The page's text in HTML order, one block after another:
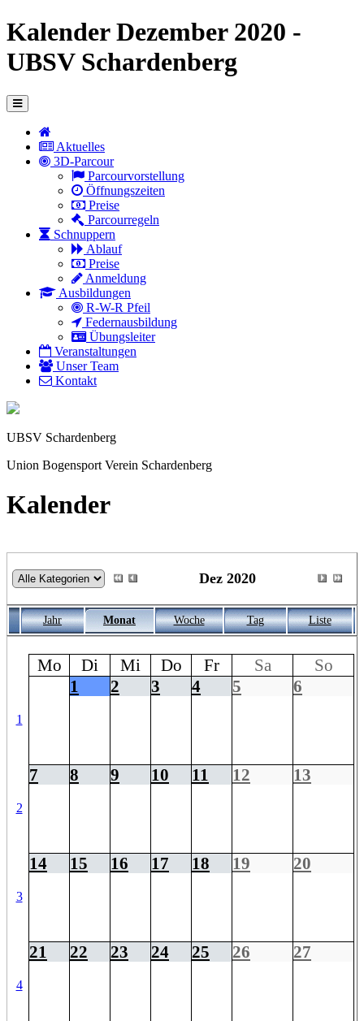
Kalender Dezember 2020 -
UBSV Schardenberg
Aktuelles
3D-Parcour
Parcourvorstellung
Öffnungszeiten
Preise
Parcourregeln
Schnuppern
Ablauf
Preise
Anmeldung
Ausbildungen
R-W-R Pfeil
Federnausbildung
Übungsleiter
Veranstaltungen
Unser Team
Kontakt
UBSV Schardenberg
Union Bogensport Verein Schardenberg
Kalender
Dez 2020
Jahr Monat Woche Tag Liste
Mo Di Mi Do Fr Sa So
1
1 2 3 4 5 6
2
7 8 9 10 11 12 13
3
14 15 16 17 18 19 20
4
21 22 23 24 25 26 27